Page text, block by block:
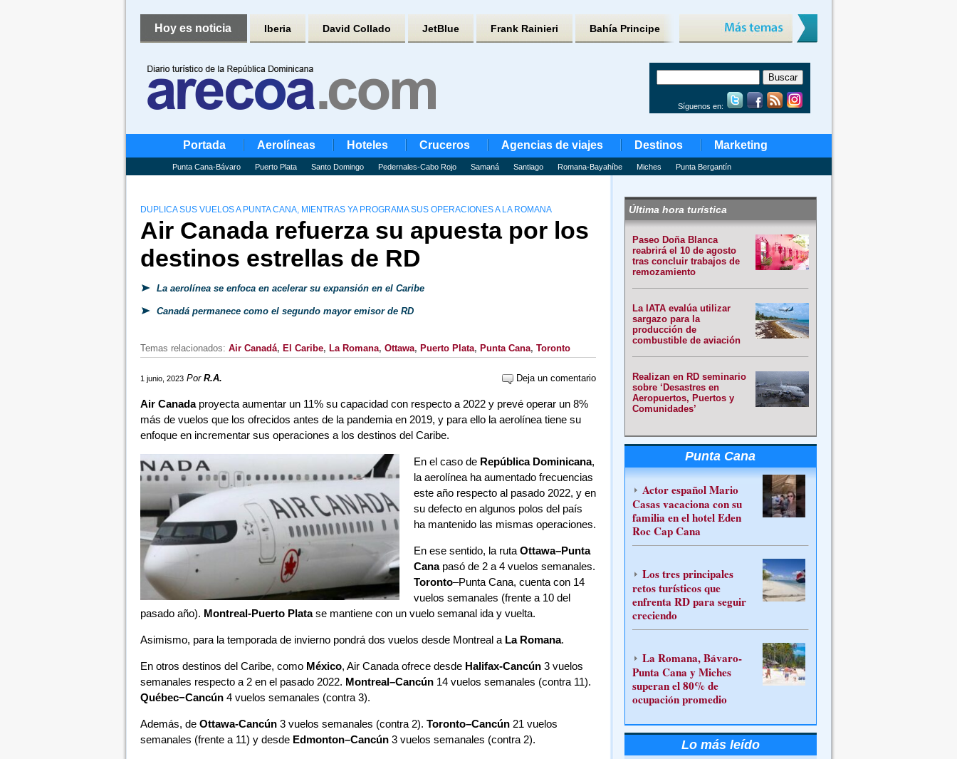
Hoy es noticia Iberia David Collado JetBlue Frank Rainieri Bahía Principe
Síguenos en:
Portada Aerolíneas Hoteles Cruceros Agencias de viajes Destinos Marketing
Punta Cana-Bávaro Puerto Plata Santo Domingo Pedernales-Cabo Rojo Samaná Santiago Romana-Bayahíbe Miches Punta Bergantín
DUPLICA SUS VUELOS A PUNTA CANA, MIENTRAS YA PROGRAMA SUS OPERACIONES A LA ROMANA
Air Canada refuerza su apuesta por los
destinos estrellas de RD
La aerolínea se enfoca en acelerar su expansión en el Caribe
Canadá permanece como el segundo mayor emisor de RD
Temas relacionados: Air Canadá, El Caribe, La Romana, Ottawa, Puerto Plata, Punta Cana, Toronto
1 junio, 2023 Por R.A. Deja un comentario
Air Canadaproyecta aumentar un 11% su capacidad con respecto a 2022 yprevé operar un 8%
más de vuelos que los ofrecidos antes de la pandemia en 2019, y para ello la aerolínea tiene su
enfoque en incrementar sus operaciones a los destinos del Caribe.
En el caso deRepública Dominicana,
la aerolínea ha aumentado frecuencias
este año respecto al pasado 2022, y en
su defecto en algunos polos del país
ha mantenido las mismas operaciones.
En ese sentido, la ruta Ottawa–Punta
Canapasó de 2 a 4 vuelos semanales.
Toronto–Punta Cana, cuenta con 14
vuelos semanales (frente a 10 del
pasado año). Montreal-Puerto Platase mantiene con un vuelo semanal ida y vuelta.
Asimismo, para la temporada de invierno pondrá dos vuelos desde Montreal a La Romana.
En otros destinos del Caribe, como México, Air Canada ofrece desde Halifax-Cancún3 vuelos
semanales respecto a 2 en el pasado 2022. Montreal–Cancún14 vuelos semanales (contra 11).
Québec−Cancún4 vuelos semanales (contra 3).
Además, de Ottawa-Cancún3 vuelos semanales (contra 2). Toronto–Cancún21 vuelos
semanales (frente a 11) y desde Edmonton–Cancún3 vuelos semanales (contra 2).
Última hora turística
Paseo Doña Blanca
reabrirá el 10 de agosto
tras concluir trabajos de
remozamiento
La IATA evalúa utilizar
sargazo para la
producción de
combustible de aviación
Realizan en RD seminario
sobre ‘Desastres en
Aeropuertos, Puertos y
Comunidades’
Punta Cana
Actor español Mario
Casas vacaciona con su
familia en el hotel Eden
Roc Cap Cana
Los tres principales
retos turísticos que
enfrenta RD para seguir
creciendo
La Romana, Bávaro-
Punta Cana y Miches
superan el 80% de
ocupación promedio
Lo más leído